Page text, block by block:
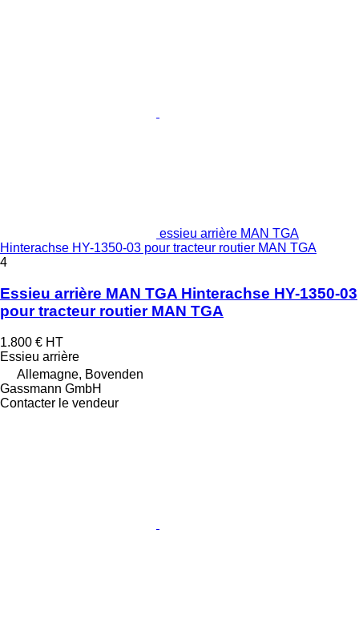
essieu arrière MAN TGA
Hinterachse HY-1350-03 pour tracteur routier MAN TGA
4
Essieu arrière MAN TGA Hinterachse HY-1350-03
pour tracteur routier MAN TGA
1.800 € HT
Essieu arrière
Allemagne, Bovenden
Gassmann GmbH
Contacter le vendeur